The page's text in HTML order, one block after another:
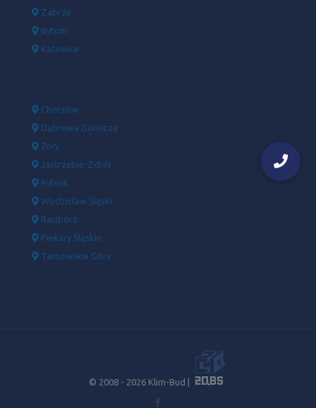
Zabrze
Bytom
Katowice
Chorzów
Dąbrowa Górnicza
Żory
Jastrzębie-Zdrój
Rybnik
Wodzisław Śląski
Racibórz
Piekary Śląskie
Tarnowskie Góry
© 2008 - 2026 Klim-Bud |